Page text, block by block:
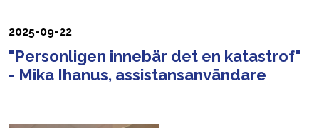
2025-09-22
"Personligen innebär det en katastrof"
- Mika Ihanus, assistansanvändare